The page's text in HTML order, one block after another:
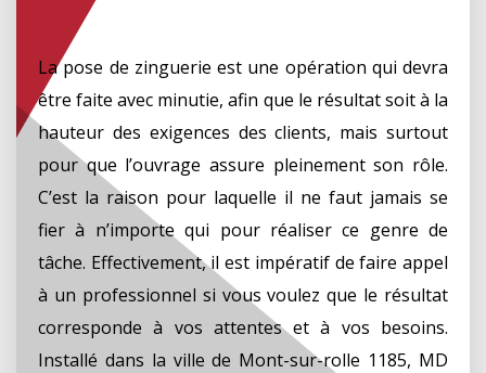
La pose de zinguerie est une opération qui devra
être faite avec minutie, afin que le résultat soit à la
hauteur des exigences des clients, mais surtout
pour que l’ouvrage assure pleinement son rôle.
C’est la raison pour laquelle il ne faut jamais se
fier à n’importe qui pour réaliser ce genre de
tâche. Effectivement, il est impératif de faire appel
à un professionnel si vous voulez que le résultat
corresponde à vos attentes et à vos besoins.
Installé dans la ville de Mont-sur-rolle 1185, MD